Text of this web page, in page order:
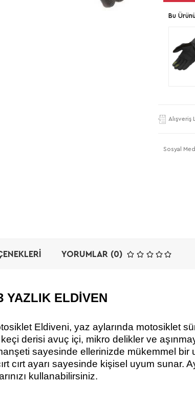
Bu
Alışveriş
Sosyal
YORUMLAR (0)
YAZLIK ELDİVEN
Eldiveni, yaz aylarında motosiklet
derisi avuç içi, mikro delikler ve
sayesinde ellerinizde mükemmel bir
cırt ayarı sayesinde kişisel uyum
kullanabilirsiniz.